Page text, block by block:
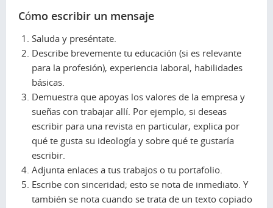
Cómo escribir un mensaje
Saluda y preséntate.
Describe brevemente tu educación (si es relevante
para la profesión), experiencia laboral, habilidades
básicas.
Demuestra que apoyas los valores de la empresa y
sueñas con trabajar allí. Por ejemplo, si deseas
escribir para una revista en particular, explica por
qué te gusta su ideología y sobre qué te gustaría
escribir.
Adjunta enlaces a tus trabajos o tu portafolio.
Escribe con sinceridad; esto se nota de inmediato. Y
también se nota cuando se trata de un texto copiado